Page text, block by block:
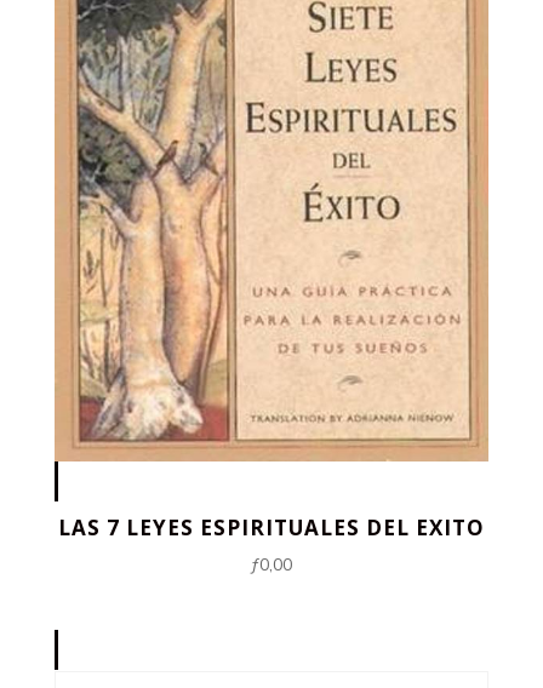
LAS 7 LEYES ESPIRITUALES DEL EXITO
ƒ0,00